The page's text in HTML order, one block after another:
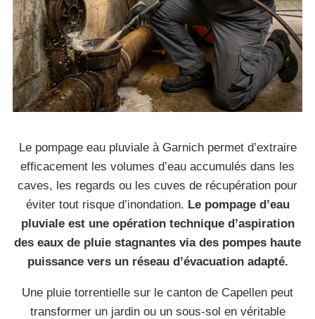
Le pompage eau pluviale à Garnich permet d’extraire
efficacement les volumes d’eau accumulés dans les
caves, les regards ou les cuves de récupération pour
éviter tout risque d’inondation. Le pompage d’eau
pluviale est une opération technique d’aspiration
des eaux de pluie stagnantes via des pompes haute
puissance vers un réseau d’évacuation adapté.
Une pluie torrentielle sur le canton de Capellen peut
transformer un jardin ou un sous-sol en véritable